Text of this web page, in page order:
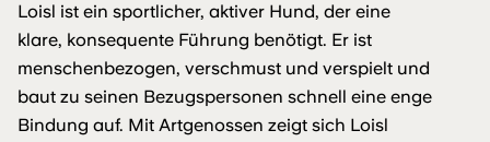
Loisl ist ein sportlicher, aktiver Hund, der eine
klare, konsequente Führung benötigt. Er ist
menschenbezogen, verschmust und verspielt und
baut zu seinen Bezugspersonen schnell eine enge
Bindung auf. Mit Artgenossen zeigt sich Loisl